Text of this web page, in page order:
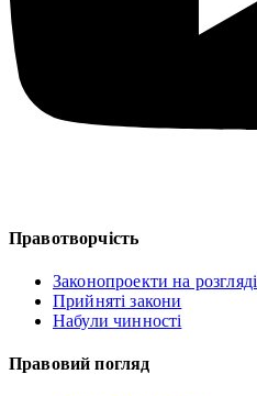
Правотворчість
Законопроекти на розгляді
Прийняті закони
Набули чинності
Правовий погляд